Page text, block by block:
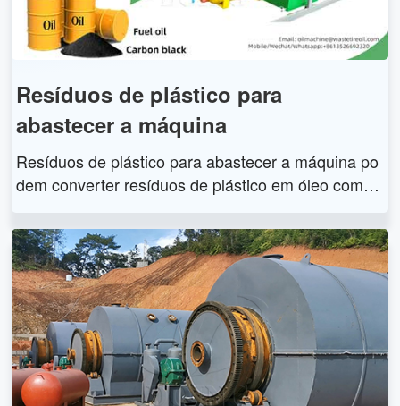
Resíduos de plástico para
abastecer a máquina
Resíduos de plástico para abastecer a máquina po
dem converter resíduos de plástico em óleo combu
ota tecnologia avançada de pirólise, que é um proc
esso químico de decomposição térmica de resíduo
s plásticos em altas temperaturas sem oxigênio. Fa
zer resíduos de plástico para abastecer a máquina
tem uma longa vida útil e alto rendimento de óleo e
também é equipado com um dispositivo ecologica
mente correto de alta qualidade para garantir nenh
um dano ao meio ambiente.